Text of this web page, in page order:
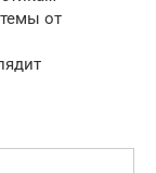
от